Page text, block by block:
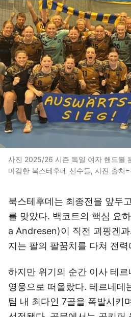
사진 2025/26 시즌 독일 여자 핸드볼
마감한 북스테후데 선수들, 사진 출처
북스테후데는 최종전을 앞두
를 맞았다. 백코트의 핵심 요
a Andresen)이 직전 괴핑겐
지는 팔의 팔꿈치를 다쳐 전
하지만 위기의 순간 이사 테
영웅으로 떠올랐다. 테르네데
팀 내 최다인 7골을 폭발시키